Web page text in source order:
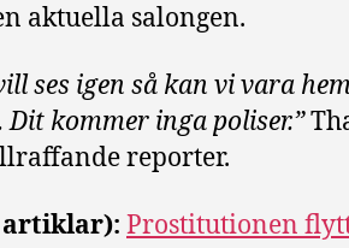
aktuella salongen.
ses igen så kan vi vara
kommer inga poliser.”
reporter.
artiklar): Prostitutionen